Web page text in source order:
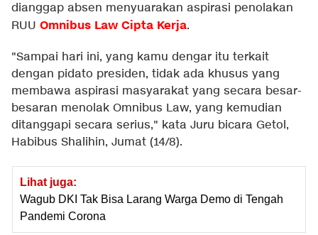
dianggap absen menyuarakan aspirasi penolakan
RUU Omnibus Law Cipta Kerja.
"Sampai hari ini, yang kamu dengar itu terkait
dengan pidato presiden, tidak ada khusus yang
membawa aspirasi masyarakat yang secara besar-
besaran menolak Omnibus Law, yang kemudian
ditanggapi secara serius," kata Juru bicara Getol,
Habibus Shalihin, Jumat (14/8).
Lihat juga:
Wagub DKI Tak Bisa Larang Warga Demo di Tengah
Pandemi Corona